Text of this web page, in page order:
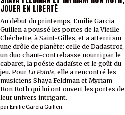
JOUER EN LIBERTÉ
par Emilie Garcia Guillen
Au début du printemps, Emilie Garcia
Guillen a poussé les portes de la Vieille
Chéchette, à Saint-Gilles, et a atterri sur
une drôle de planète: celle de Dadastrof,
un duo chant-contrebasse nourri par le
cabaret, la poésie dadaïste et le goût du
jeu. Pour La Pointe, elle a rencontré les
musiciens Shaya Feldman et Myriam
Ron Roth qui lui ont ouvert les portes de
leur univers intrigant.